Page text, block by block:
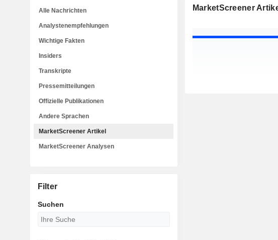
MarketScreener
Alle Nachrichten
Analystenempfehlungen
Wichtige Fakten
Insiders
Transkripte
Pressemitteilungen
Offizielle Publikationen
Andere Sprachen
MarketScreener Artikel
MarketScreener Analysen
Filter
Suchen